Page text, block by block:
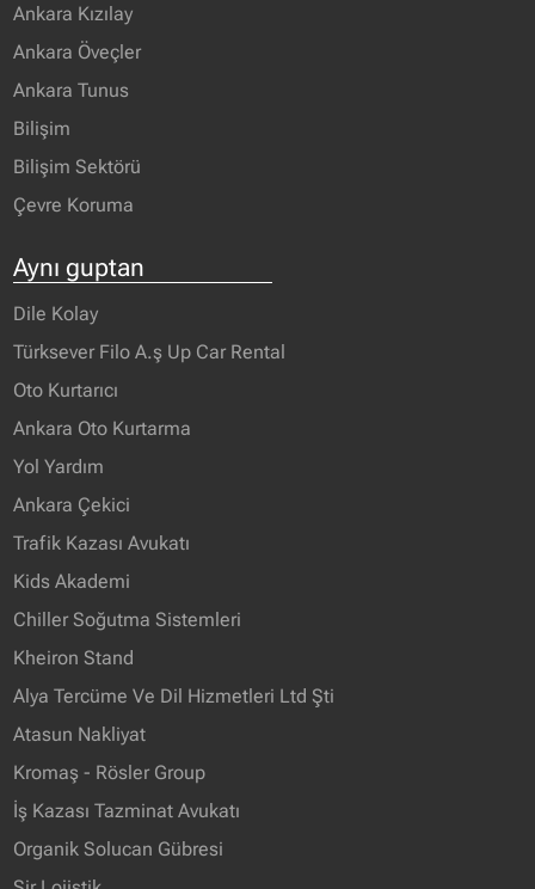
Ankara Kızılay
Ankara Öveçler
Ankara Tunus
Bilişim
Bilişim Sektörü
Çevre Koruma
Aynı guptan
Dile Kolay
Türksever Filo A.ş Up Car Rental
Oto Kurtarıcı
Ankara Oto Kurtarma
Yol Yardım
Ankara Çekici
Trafik Kazası Avukatı
Kids Akademi
Chiller Soğutma Sistemleri
Kheiron Stand
Alya Tercüme Ve Dil Hizmetleri Ltd Şti
Atasun Nakliyat
Kromaş - Rösler Group
İş Kazası Tazminat Avukatı
Organik Solucan Gübresi